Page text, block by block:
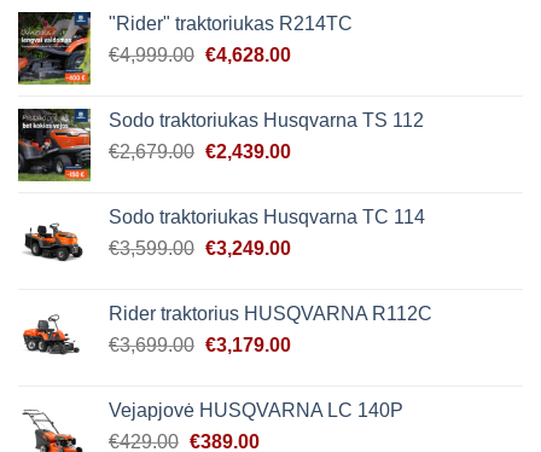
€4,450.00.€4,139.00.
"Rider" traktoriukas R214TC
€4,999.00 Original
€4,999.00.
€4,628.00Current
€4,628.00.
Sodo traktoriukas Husqvarna TS 112
€2,679.00 Original
€2,679.00.
€2,439.00Current
€2,439.00.
Sodo traktoriukas Husqvarna TC 114
€3,599.00 Original
€3,599.00.
€3,249.00Current
€3,249.00.
Rider traktorius HUSQVARNA R112C
€3,699.00 Original
€3,699.00.
€3,179.00Current
€3,179.00.
Vejapjovė HUSQVARNA LC 140P
€429.00 Original
€389.00Current